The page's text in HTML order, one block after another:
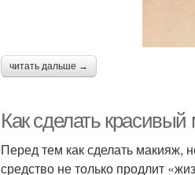
читать дальше →
Как сделать
Перед тем как сделать макияж,
средство не только продлит